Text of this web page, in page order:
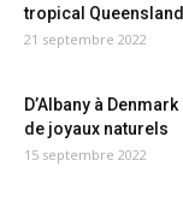
tropical Queensland
21 septembre 2022
D’Albany à
de joyaux naturels
15 septembre 2022